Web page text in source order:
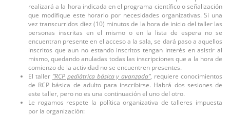
realizará a la hora indicada en el programa científico o señalización
que modifique este horario por necesidades organizativas. Si una
vez transcurridos diez (10) minutos de la hora de inicio del taller las
personas inscritas en el mismo o en la lista de espera no se
encuentran presente en el acceso a la sala, se dará paso a aquellos
inscritos que aun no estando inscritos tengan interés en asistir al
mismo, quedando anuladas todas las inscripciones que a la hora de
comienzo de la actividad no se encuentren presentes.
El taller “RCP pediátrica básica y avanzada”, requiere conocimientos
de RCP básica de adulto para inscribirse. Habrá dos sesiones de
este taller, pero no es una continuación el uno del otro.
Le rogamos respete la política organizativa de talleres impuesta
por la organización: